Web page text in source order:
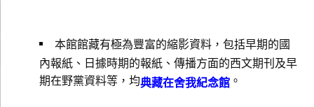
本館館藏有極為豐富的縮影資料，包括早期的國
內報紙、日據時期的報紙、傳播方面的西文期刊及早
期在野黨資料等，均典藏在舍我紀念館 。